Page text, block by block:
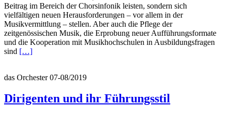
Beitrag im Bereich der Chorsinfonik leisten, sondern sich
vielfältigen neuen Herausforderungen – vor allem in der
Musikvermittlung – stellen. Aber auch die Pflege der
zeitgenössischen Musik, die Erprobung neuer Aufführungsformate
und die Kooperation mit Musikhochschulen in Ausbildungsfragen
sind Read
Rundfunkchöre
neuen
Aufgaben
[…]
das Orchester 07-08/2019
Dirigenten und ihr Führungsstil